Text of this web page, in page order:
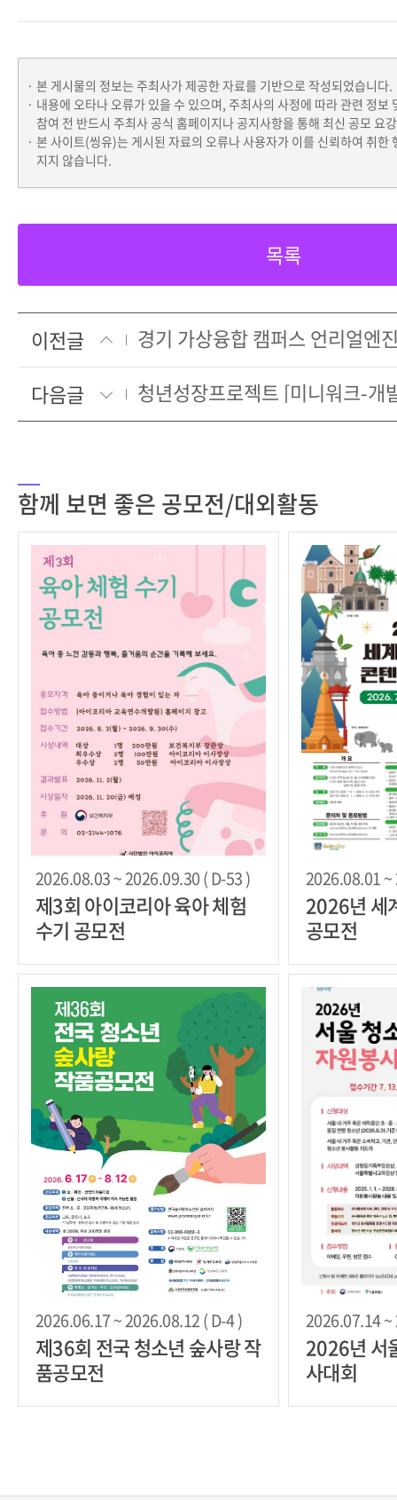
본 게시물의 정보는 주최사가 제공한 자료를 기반으로 작성되었습니다.
내용에 오타나 오류가 있을 수 있으며, 주최사의 사정에 따라 관련 정보
참여 전 반드시 주최사 공식 홈페이지나 공지사항을 통해 최신 공모 요
본 사이트(씽유)는 게시된 자료의 오류나 사용자가 이를 신뢰하여 취한
지지 않습니다.
목록
이전글
다음글
함께 보면 좋은 공모전/대외활동
2026.08.03 ~ 2026.09.30 ( D-53 )
제3회 아이코리아 육아 체험
수기 공모전
2026.08.01 ~
2026년 세
공모전
2026.06.17 ~ 2026.08.12 ( D-4 )
제36회 전국 청소년 숲사랑 작
품공모전
2026.07.14 ~
2026년 서
사대회